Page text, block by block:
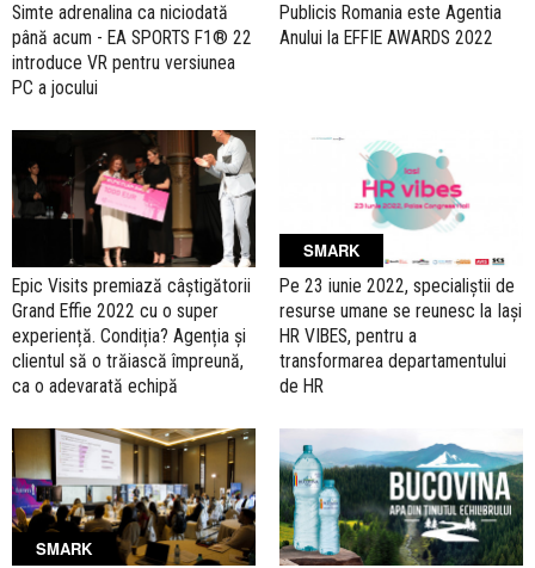
Simte adrenalina ca niciodată
până acum - EA SPORTS F1® 22
introduce VR pentru versiunea
PC a jocului
Publicis Romania este Agentia
Anului la EFFIE AWARDS 2022
Epic Visits premiază câștigătorii
Grand Effie 2022 cu o super
experiență. Condiția? Agenția și
clientul să o trăiască împreună,
ca o adevarată echipă
SMARK
Pe 23 iunie 2022, specialiștii de
resurse umane se reunesc la Iași
HR VIBES, pentru a
transformarea departamentului
de HR
SMARK